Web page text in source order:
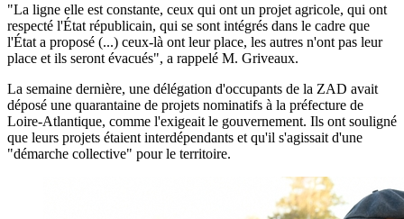
"La ligne elle est constante, ceux qui ont un projet agricole, qui ont
respecté l'État républicain, qui se sont intégrés dans le cadre que
l'État a proposé (...) ceux-là ont leur place, les autres n'ont pas leur
place et ils seront évacués", a rappelé M. Griveaux.
La semaine dernière, une délégation d'occupants de la ZAD avait
déposé une quarantaine de projets nominatifs à la préfecture de
Loire-Atlantique, comme l'exigeait le gouvernement. Ils ont souligné
que leurs projets étaient interdépendants et qu'il s'agissait d'une
"démarche collective" pour le territoire.